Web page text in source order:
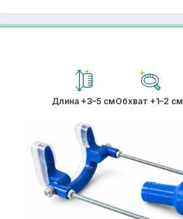
Длина +3–5 смОбхват +1–2 см